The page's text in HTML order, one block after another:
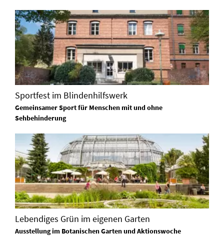
Sportfest im Blindenhilfswerk
Gemeinsamer Sport für Menschen mit und ohne
Sehbehinderung
Lebendiges Grün im eigenen Garten
Ausstellung im Botanischen Garten und Aktionswoche